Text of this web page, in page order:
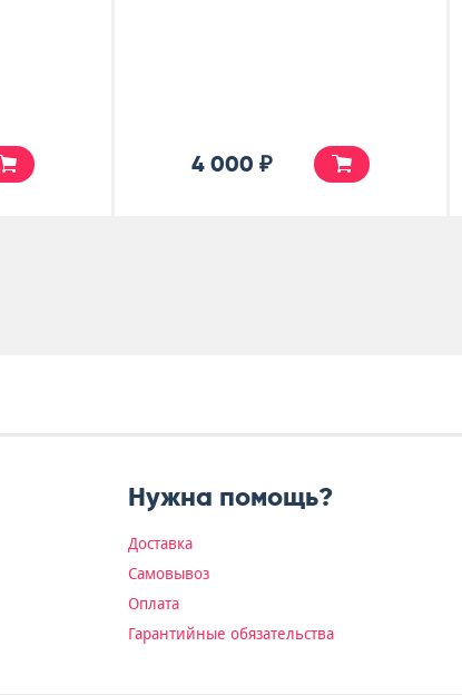
4 500 ₽
Нужна помощь?
Доставка
Самовывоз
Оплата
Гарантийные обязательства